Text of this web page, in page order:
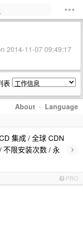
2014-11-07 09:49:17
表
About · Language
集成 / 全球 CDN
不限安装次数 / 永
›
PRO